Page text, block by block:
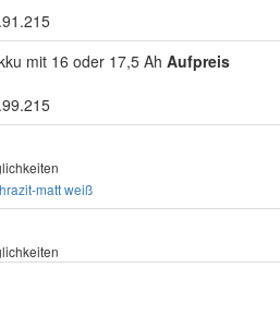
mit 16 oder 17,5 Ah Aufpreis
matt weiß